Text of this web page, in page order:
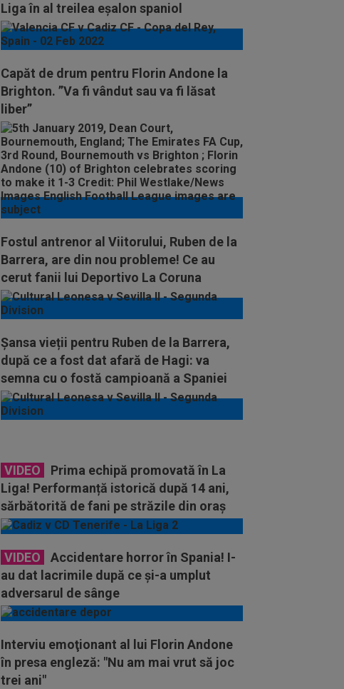
Liga în al treilea eșalon spaniol
Capăt de drum pentru Florin Andone la
Brighton. ”Va fi vândut sau va fi lăsat
liber”
Fostul antrenor al Viitorului, Ruben de la
Barrera, are din nou probleme! Ce au
cerut fanii lui Deportivo La Coruna
Șansa vieții pentru Ruben de la Barrera,
după ce a fost dat afară de Hagi: va
semna cu o fostă campioană a Spaniei
VIDEO
Prima echipă promovată în La
Liga! Performanță istorică după 14 ani,
sărbătorită de fani pe străzile din oraș
VIDEO
Accidentare horror în Spania! I-
au dat lacrimile după ce și-a umplut
adversarul de sânge
Interviu emoţionant al lui Florin Andone
în presa engleză: "Nu am mai vrut să joc
trei ani"